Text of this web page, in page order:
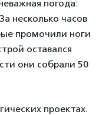
погода:
несколько часов
промочили ноги
оставался
они собрали 50
проектах.